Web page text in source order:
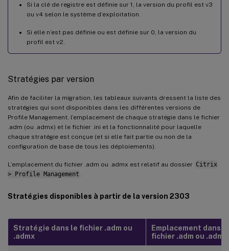
Si la clé de registre est définie sur 1, la version du profil est v3
ou v4 selon le système d’exploitation.
Si elle n’est pas définie ou est définie sur 0, la version du
profil est v2.
Stratégies par version
Afin de faciliter la migration, les tableaux suivants dressent la liste des
stratégies qui sont disponibles dans les différentes versions de
Profile Management, l’emplacement de chaque stratégie dans le fichier
.adm (ou .admx) et le fichier .ini et la fonctionnalité pour laquelle
chaque stratégie est conçue (et si elle fait partie ou non de la
configuration de base de tous les déploiements).
L’emplacement du fichier .adm ou .admx est relatif au dossier Citrix
> Profile Management
Stratégies disponibles à partir de la version 2303
Stratégie dans le fichier .adm ou
.admx
Emplacement dans le
fichier .adm ou .admx